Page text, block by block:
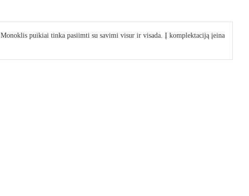
Monoklis puikiai tinka pasiimti su savimi visur ir visada. Į komplektaciją įeina